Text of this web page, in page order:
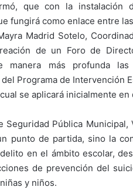
que con la instalación
fungirá como enlace entre
Madrid Sotelo,
de un Foro de
manera más profunda
Programa de Intervención
se aplicará inicialmente
Pública
punto de partida, sino la
en el ámbito escolar,
de prevención del
y niños.